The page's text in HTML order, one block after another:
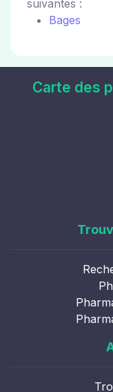
suivantes :
Bages
Carte des